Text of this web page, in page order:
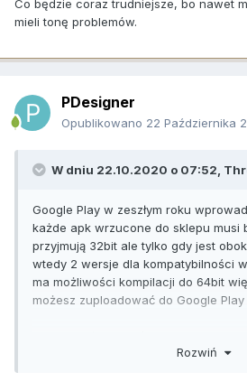
Co będzie coraz trudniejsze, bo nawet
mieli tonę problemów.
PDesigner
Opublikowano 22 Października
W dniu 22.10.2020 o 07:52,
Google Play w zeszłym roku
każde apk wrzucone do sklepu musi
przyjmują 32bit ale tylko gdy jest
wtedy 2 wersje dla kompatybilności
ma możliwości kompilacji do 64bit
możesz zuploadować do Google Play
może przestać działać z dnia na
Rozwiń